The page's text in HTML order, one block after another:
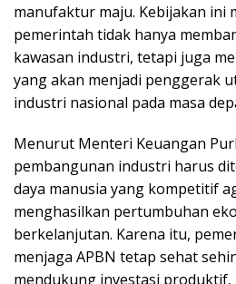
manufaktur maju. Kebijakan ini
pemerintah tidak hanya
kawasan industri, tetapi juga
yang akan menjadi penggerak
industri nasional pada masa
Menurut Menteri Keuangan
pembangunan industri harus
daya manusia yang kompetitif
menghasilkan pertumbuhan
berkelanjutan. Karena itu,
menjaga APBN tetap sehat
mendukung investasi